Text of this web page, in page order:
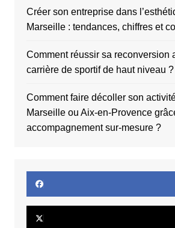
Créer son entreprise dans
Marseille : tendances, chiffres et
Comment réussir sa reconversion
carrière de sportif de haut niveau ?
Comment faire décoller son
Marseille ou Aix-en-Provence
accompagnement sur-mesure ?